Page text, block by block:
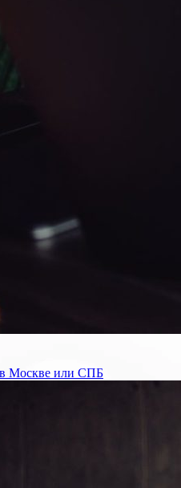
в Москве или СПБ